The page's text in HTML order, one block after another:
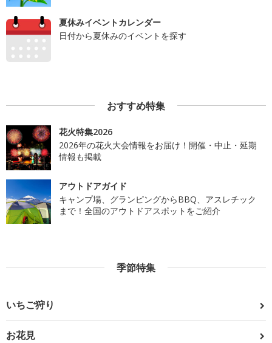
夏休みイベントカレンダー
日付から夏休みのイベントを探す
おすすめ特集
花火特集2026
2026年の花火大会情報をお届け！開催・中止・延期
情報も掲載
アウトドアガイド
キャンプ場、グランピングからBBQ、アスレチック
まで！全国のアウトドアスポットをご紹介
季節特集
いちご狩り
お花見